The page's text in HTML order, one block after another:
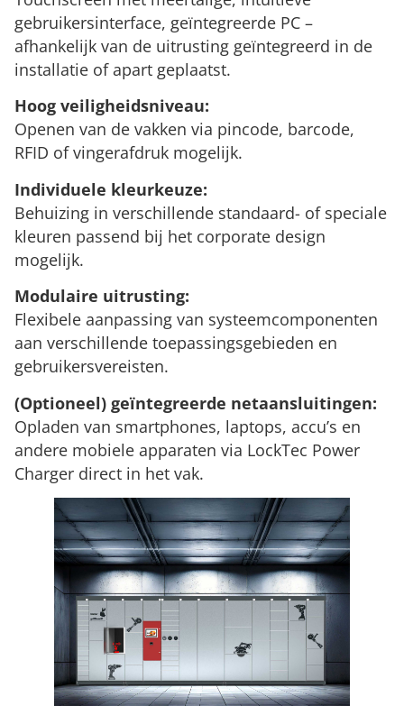
gebruikersinterface, geïntegreerde PC –
afhankelijk van de uitrusting geïntegreerd in de
installatie of apart geplaatst.
Hoog veiligheidsniveau:
Openen van de vakken via pincode, barcode,
RFID of vingerafdruk mogelijk.
Individuele kleurkeuze:
Behuizing in verschillende standaard- of speciale
kleuren passend bij het corporate design
mogelijk.
Modulaire uitrusting:
Flexibele aanpassing van systeemcomponenten
aan verschillende toepassingsgebieden en
gebruikersvereisten.
(Optioneel) geïntegreerde netaansluitingen:
Opladen van smartphones, laptops, accu’s en
andere mobiele apparaten via LockTec Power
Charger direct in het vak.